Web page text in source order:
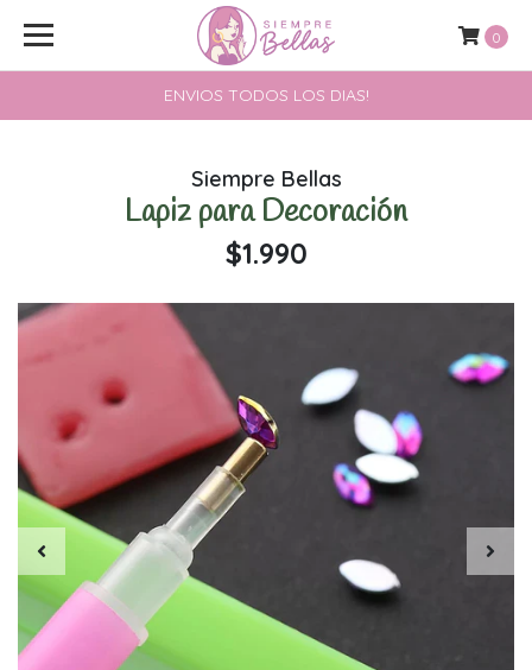
ENVIOS TODOS LOS DIAS!
0
Siempre Bellas
Lapiz para Decoración
$1.990